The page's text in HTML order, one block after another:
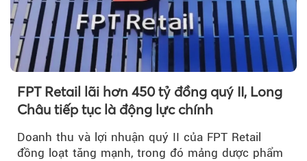
FPT Retail lãi hơn 450 tỷ đồng quý II, Long
Châu tiếp tục là động lực chính
Doanh thu và lợi nhuận quý II của FPT Retail
đồng loạt tăng mạnh, trong đó mảng dược phẩm